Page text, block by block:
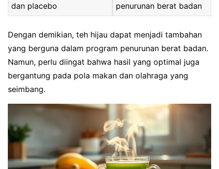
dan placebo
penurunan berat badan
Dengan demikian, teh hijau dapat menjadi tambahan
yang berguna dalam program penurunan berat badan.
Namun, perlu diingat bahwa hasil yang optimal juga
bergantung pada pola makan dan olahraga yang
seimbang.